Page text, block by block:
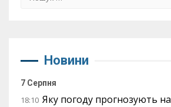
Новини
7 Серпня
18:10 Яку погоду прогнозують на